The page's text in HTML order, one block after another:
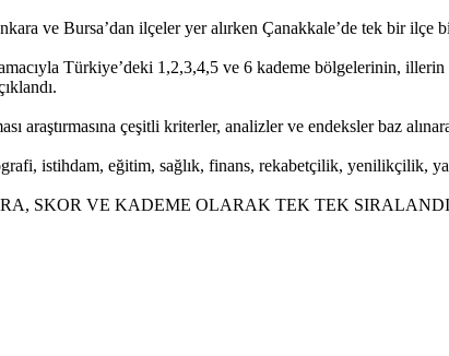
ve Bursa’dan ilçeler yer alırken Çanakkale’de tek bir ilçe
Türkiye’deki 1,2,3,4,5 ve 6 kademe bölgelerinin,
araştırmasına çeşitli kriterler, analizler ve endeksler baz
istihdam, eğitim, sağlık, finans, rekabetçilik, yenilikçilik,
SKOR VE KADEME OLARAK TEK TEK SIRALANDI